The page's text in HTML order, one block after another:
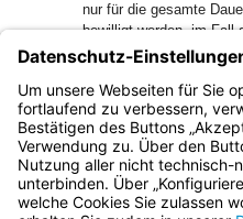
nur für die gesamte
bewilligt werden, im Fall
verbleibende Dauer bis
Vorbereitungsdienstes.
5
Vollzeitausbildung ist
ausgeschlossen.
Bayern.de
BayernPortal